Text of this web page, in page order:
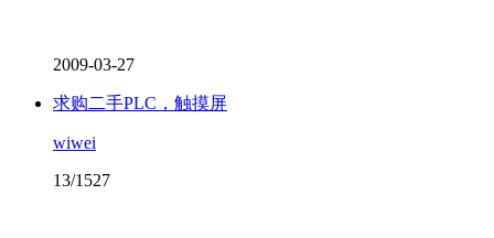
2009-03-27
求购二手PLC，触摸屏
wiwei
13/1527